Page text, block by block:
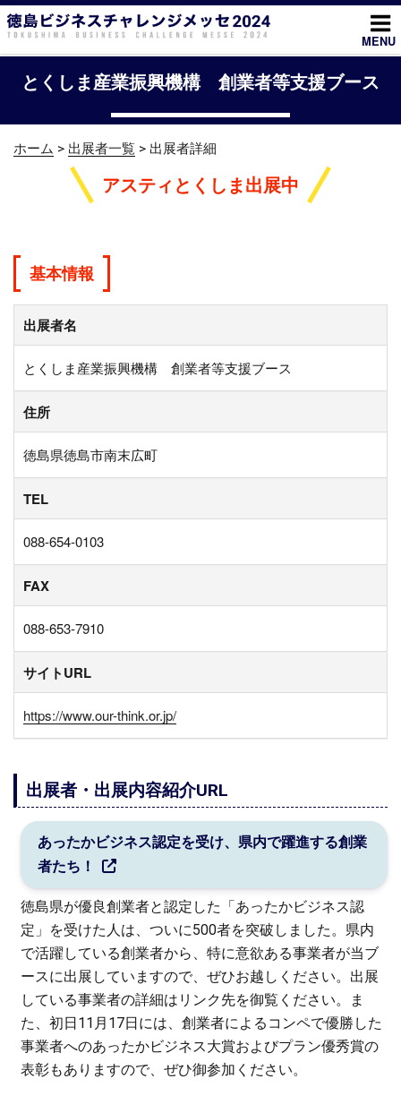
コ
ン
テ
MENU
とくしま産業振興機構 創業者等支援ブース
ホーム > 出展者一覧 > 出展者詳細
アスティとくしま出展中
基本情報
出展者名
とくしま産業振興機構 創業者等支援ブース
住所
徳島県徳島市南末広町
TEL
088-654-0103
FAX
088-653-7910
サイトURL
https://www.our-think.or.jp/
出展者・出展内容紹介URL
あったかビジネス認定を受け、県内で躍進する創業
者たち！
徳島県が優良創業者と認定した「あったかビジネス認
定」を受けた人は、ついに500者を突破しました。県内
で活躍している創業者から、特に意欲ある事業者が当ブ
ースに出展していますので、ぜひお越しください。出展
している事業者の詳細はリンク先を御覧ください。ま
た、初日11月17日には、創業者によるコンペで優勝した
事業者へのあったかビジネス大賞およびプラン優秀賞の
表彰もありますので、ぜひ御参加ください。